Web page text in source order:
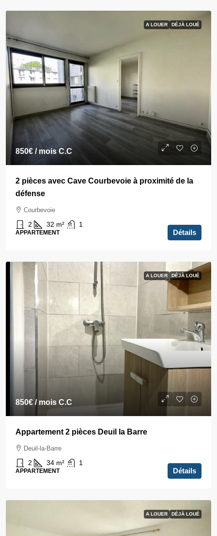
A LOUER DÉJÀ LOUÉ
850€ / mois C.C
2 pièces avec Cave Courbevoie à proximité de la
défense
Courbevoie
2 32 m² 1
APPARTEMENT Détails
A LOUER DÉJÀ LOUÉ
850€ / mois C.C
Appartement 2 pièces Deuil la Barre
Deuil-la-Barre
2 34 m² 1
APPARTEMENT Détails
A LOUER DÉJÀ LOUÉ